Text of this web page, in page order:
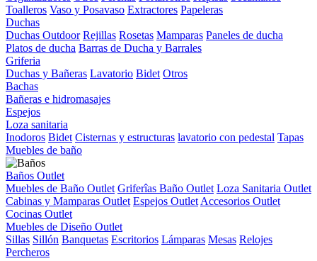
Toalleros Vaso y Posavaso Extractores Papeleras
Duchas
Duchas Outdoor Rejillas Rosetas Mamparas Paneles de ducha
Platos de ducha Barras de Ducha y Barrales
Griferia
Duchas y Bañeras Lavatorio Bidet Otros
Bachas
Bañeras e hidromasajes
Espejos
Loza sanitaria
Inodoros Bidet Cisternas y estructuras lavatorio con pedestal Tapas
Muebles de baño
Baños Outlet
Muebles de Baño Outlet Griferîas Baño Outlet Loza Sanitaria Outlet
Cabinas y Mamparas Outlet Espejos Outlet Accesorios Outlet
Cocinas Outlet
Muebles de Diseño Outlet
Sillas Sillón Banquetas Escritorios Lámparas Mesas Relojes
Percheros